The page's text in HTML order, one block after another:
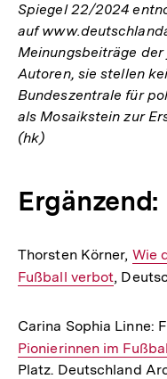
Spiegel 22/2024
auf
Meinungsbeiträge
Autoren, sie stellen
Bundeszentrale für
als Mosaikstein zur
(hk)
Ergänzend:
Thorsten Körner,
Link:
Wie
Fußball verbot,
Carina Sophia Linne:
Pionierinnen im
Platz. Deutschland